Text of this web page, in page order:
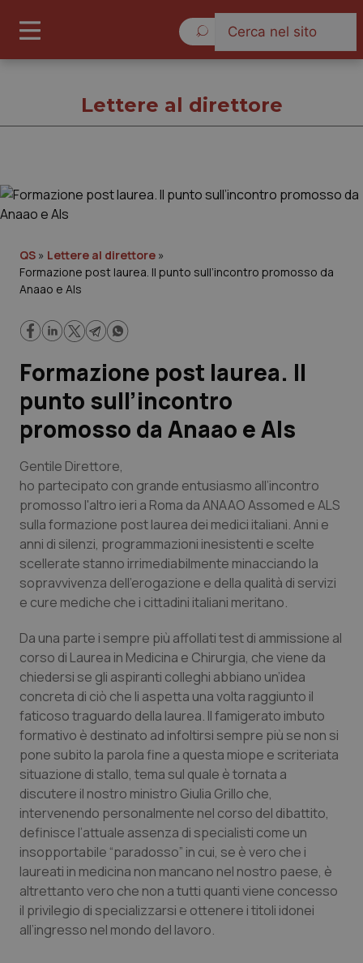
Governo e Parlamento
Regioni e Asl
Lavoro e Professioni
Scienza e Farmaci
Studi e Analisi
Lettere al direttore
Edizioni Regionali
QS Pro
Professionisti Sanitari.AI
Abruzzo
Basilicata
Calabria
Campania
Emilia-Romagna
Friuli Venezia Giulia
Lazio
QS Pro Gold
Artrite & artrosi
Asma & BPCO
Car-T
Colesterolo & coronaropatie
Dermatite Atopica
Diabete & glucometri
QS Club Newsletter
Lettere al direttore
QS » Lettere al direttore »
Formazione post laurea. Il punto sull’incontro promosso da
Anaao e Als
Formazione post laurea. Il
punto sull’incontro
promosso da Anaao e Als
Gentile Direttore,
ho partecipato con grande entusiasmo all’incontro
promosso l'altro ieri a Roma da ANAAO Assomed e ALS
sulla formazione post laurea dei medici italiani. Anni e
anni di silenzi, programmazioni inesistenti e scelte
scellerate stanno irrimediabilmente minacciando la
sopravvivenza dell’erogazione e della qualità di servizi
e cure mediche che i cittadini italiani meritano.
Da una parte i sempre più affollati test di ammissione al
corso di Laurea in Medicina e Chirurgia, che viene da
chiedersi se gli aspiranti colleghi abbiano un’idea
concreta di ciò che li aspetta una volta raggiunto il
faticoso traguardo della laurea. Il famigerato imbuto
formativo è destinato ad infoltirsi sempre più se non si
pone subito la parola fine a questa miope e scriteriata
situazione di stallo, tema sul quale è tornata a
discutere il nostro ministro Giulia Grillo che,
intervenendo personalmente nel corso del dibattito,
definisce l’attuale assenza di specialisti come un
insopportabile “paradosso” in cui, se è vero che i
laureati in medicina non mancano nel nostro paese, è
altrettanto vero che non a tutti quanti viene concesso
il privilegio di specializzarsi e ottenere i titoli idonei
all’ingresso nel mondo del lavoro.